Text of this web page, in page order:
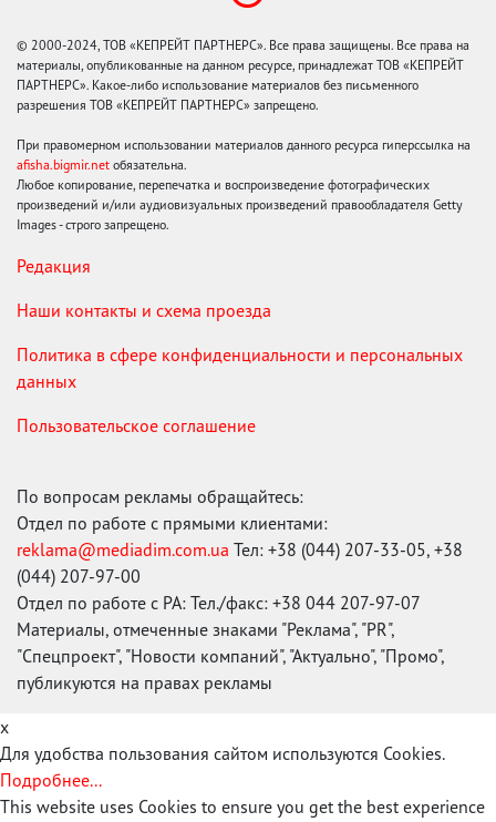
© 2000-2024, ТОВ «КЕПРЕЙТ ПАРТНЕРС». Все права защищены. Все права на
материалы, опубликованные на данном ресурсе, принадлежат ТОВ «КЕПРЕЙТ
ПАРТНЕРС». Какое-либо использование материалов без письменного
разрешения ТОВ «КЕПРЕЙТ ПАРТНЕРС» запрещено.
При правомерном использовании материалов данного ресурса гиперссылка на
afisha.bigmir.net обязательна.
Любое копирование, перепечатка и воспроизведение фотографических
произведений и/или аудиовизуальных произведений правообладателя Getty
Images - строго запрещено.
Редакция
Наши контакты и схема проезда
Политика в сфере конфиденциальности и персональных
данных
Пользовательское соглашение
По вопросам рекламы обращайтесь:
Отдел по работе с прямыми клиентами:
reklama@mediadim.com.ua Тел: +38 (044) 207-33-05, +38
(044) 207-97-00
Отдел по работе с РА: Тел./факс: +38 044 207-97-07
Материалы, отмеченные знаками "Реклама", "PR",
"Спецпроект", "Новости компаний", "Актуально", "Промо",
публикуются на правах рекламы
x
Для удобства пользования сайтом используются Cookies.
Подробнее...
This website uses Cookies to ensure you get the best experience